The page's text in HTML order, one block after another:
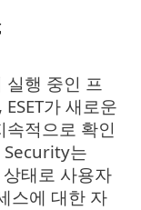
실행 중인 프
가 새로운
적으로 확인
Security는
태로 사용자
스에 대한 자